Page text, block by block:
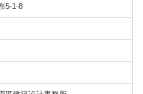
5-1-8